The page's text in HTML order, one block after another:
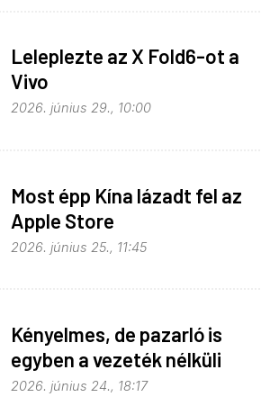
Leleplezte az X Fold6-ot a
Vivo
2026. június 29., 10:00
Most épp Kína lázadt fel az
Apple Store
monopolhelyzete ellen
2026. június 25., 11:45
Kényelmes, de pazarló is
egyben a vezeték nélküli
töltés
2026. június 24., 18:17